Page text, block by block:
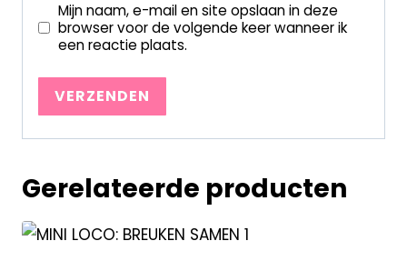
Mijn naam, e-mail en site opslaan in deze
browser voor de volgende keer wanneer ik
een reactie plaats.
Gerelateerde producten